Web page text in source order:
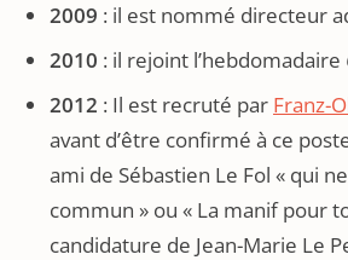
2009 : il est nommé directeur
2010 : il rejoint l’hebdomadaire
2012 : Il est recruté par Franz-
avant d’être confirmé à ce
ami de Sébastien Le Fol « qui
commun » ou « La manif pour
candidature de Jean-Marie Le